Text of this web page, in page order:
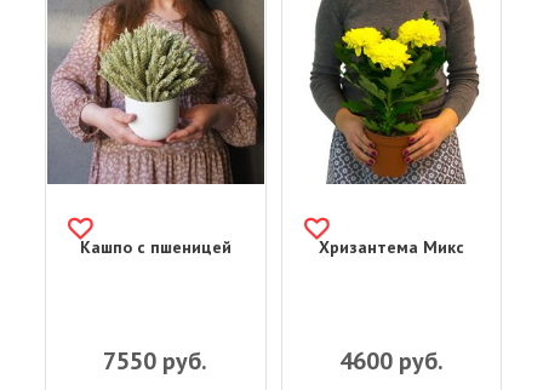
Кашпо с пшеницей
7550 руб.
Хризантема Микс
4600руб.